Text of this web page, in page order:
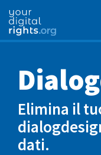
Elimina il
dati.